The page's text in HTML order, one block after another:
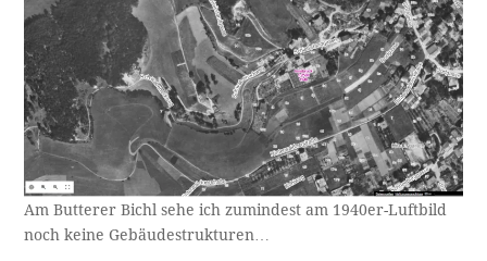
Am Butterer Bichl sehe ich zumindest am 1940er-Luftbild
noch keine Gebäudestrukturen…